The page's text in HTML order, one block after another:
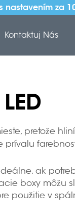
za
Kontaktuj Nás
pretože
prívalu
ak
boxy môžu
použitie v